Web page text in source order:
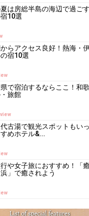
は房総半島の海辺で過ご
10選
らアクセス良好！熱海・
宿10選
で宿泊するならここ！和
旅館
view
古湯で観光スポットもい
めホテル&...
や女子旅におすすめ！「
」で癒されよう